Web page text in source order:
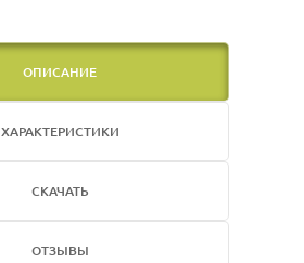
ОПИСАНИЕ
ХАРАКТЕРИСТИКИ
СКАЧАТЬ
ОТЗЫВЫ